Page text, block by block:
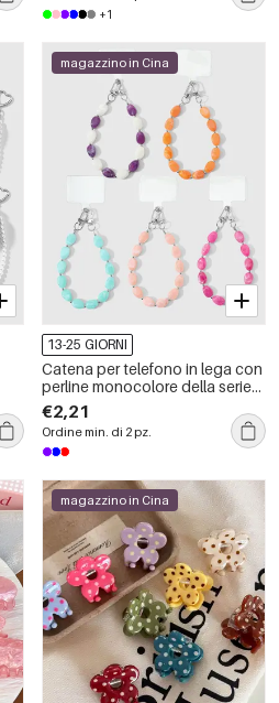
+1
magazzino in Cina
13-25 GIORNI
Catena per telefono in lega con
perline monocolore della serie
Simple.
€2,21
Ordine min. di 2 pz.
magazzino in Cina